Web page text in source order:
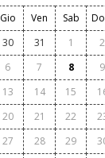
Gio Ven Sab
30 31 1
2
6 7 8
9
13 14 15
20 21 22
27 28 29